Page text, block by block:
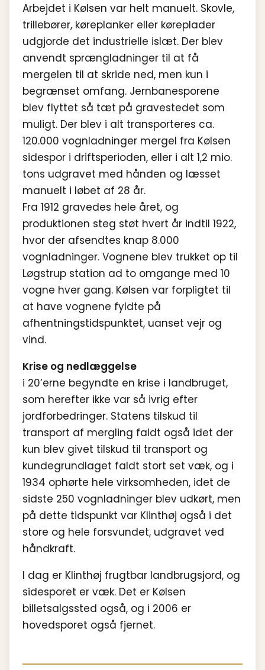
Arbejdet i Kølsen var helt manuelt. Skovle,
trillebører, køreplanker eller køreplader
udgjorde det industrielle islæt. Der blev
anvendt sprængladninger til at få
mergelen til at skride ned, men kun i
begrænset omfang. Jernbanesporene
blev flyttet så tæt på gravestedet som
muligt. Der blev i alt transporteres ca.
120.000 vognladninger mergel fra Kølsen
sidespor i driftsperioden, eller i alt 1,2 mio.
tons udgravet med hånden og læsset
manuelt i løbet af 28 år.
Fra 1912 gravedes hele året, og
produktionen steg støt hvert år indtil 1922,
hvor der afsendtes knap 8.000
vognladninger. Vognene blev trukket op til
Løgstrup station ad to omgange med 10
vogne hver gang. Kølsen var forpligtet til
at have vognene fyldte på
afhentningstidspunktet, uanset vejr og
vind.
Krise og nedlæggelse
i 20’erne begyndte en krise i landbruget,
som herefter ikke var så ivrig efter
jordforbedringer. Statens tilskud til
transport af mergling faldt også idet der
kun blev givet tilskud til transport og
kundegrundlaget faldt stort set væk, og i
1934 ophørte hele virksomheden, idet de
sidste 250 vognladninger blev udkørt, men
på dette tidspunkt var Klinthøj også i det
store og hele forsvundet, udgravet ved
håndkraft.
I dag er Klinthøj frugtbar landbrugsjord, og
sidesporet er væk. Det er Kølsen
billetsalgssted også, og i 2006 er
hovedsporet også fjernet.